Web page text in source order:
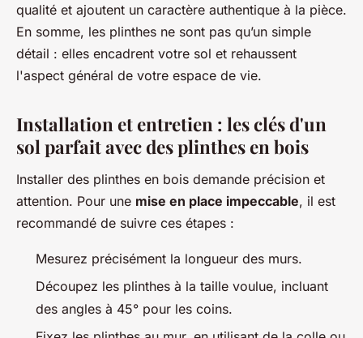
qualité et ajoutent un caractère authentique à la pièce.
En somme, les plinthes ne sont pas qu’un simple
détail : elles encadrent votre sol et rehaussent
l'aspect général de votre espace de vie.
Installation et entretien : les clés d'un
sol parfait avec des plinthes en bois
Installer des plinthes en bois demande précision et
attention. Pour une mise en place impeccable, il est
recommandé de suivre ces étapes :
Mesurez précisément la longueur des murs.
Découpez les plinthes à la taille voulue, incluant
des angles à 45° pour les coins.